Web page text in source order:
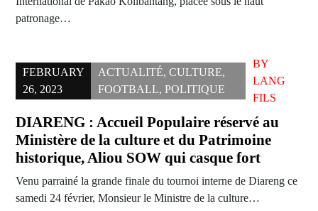
patronage…
FEBRUARY
26, 2023
ACTUALITÉ, CULTURE,
FOOTBALL, POLITIQUE
BY
LANG
FILS
DIARENG : Accueil Populaire réservé au
Ministère de la culture et du Patrimoine
historique, Aliou SOW qui casque fort
Venu parrainé la grande finale du tournoi interne de Diareng ce
samedi 24 février, Monsieur le Ministre de la culture…